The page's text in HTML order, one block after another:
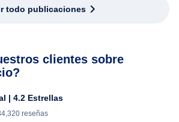
todo publicaciones
clientes sobre
| 4.2 Estrellas
reseñas